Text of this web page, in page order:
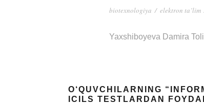
biotexnologiya / elektron ta’lim
Yaxshiboyeva Damira
O‘QUVCHILARNING
ICILS TESTLARDAN